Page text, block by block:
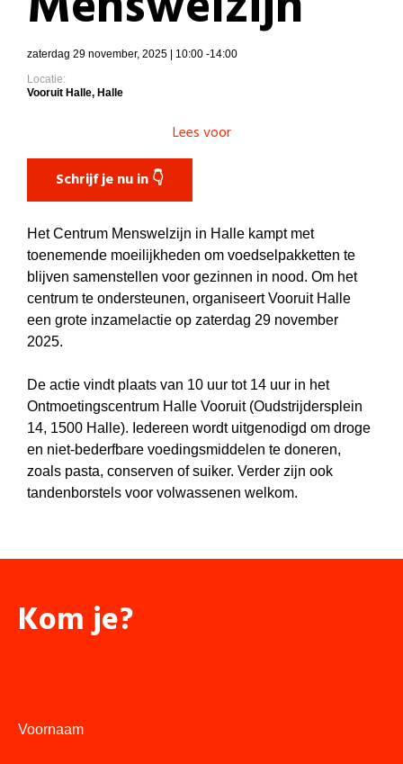
zaterdag 29 november, 2025 | 10:00 -14:00
Locatie:
Vooruit Halle, Halle
Lees voor
Schrijf je nu in 👇
Het Centrum Menswelzijn in Halle kampt met
toenemende moeilijkheden omvoedselpakketten te
blijven samenstellen voor gezinnen in nood. Om het
centrum te ondersteunen, organiseertVooruit Halle
een grote inzamelactie op zaterdag 29 november
2025.
De actie vindt plaats van 10 uur tot 14 uur in het
Ontmoetingscentrum Halle Vooruit (Oudstrijdersplein
14, 1500 Halle). Iedereen wordt uitgenodigd om droge
en niet-bederfbare voedingsmiddelen te doneren,
zoals pasta, conserven of suiker. Verder zijn ook
tandenborstels voor volwassenen welkom.
Kom je?
Voornaam